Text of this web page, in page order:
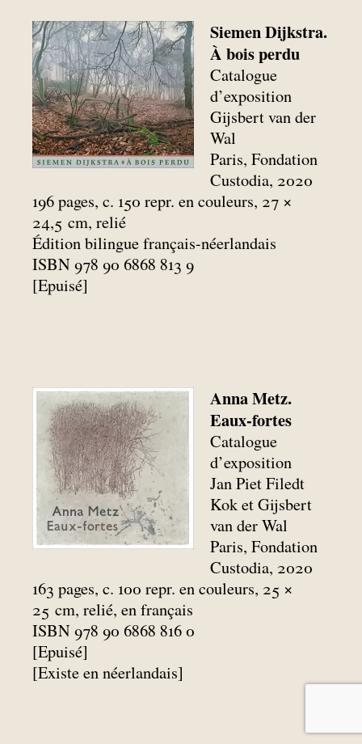
Siemen Dijkstra.
À bois perdu
Catalogue
d’exposition
Gijsbert van der
Wal
Paris, Fondation
Custodia, 2020
196 pages, c. 150 repr. en couleurs, 27 ×
24,5 cm, relié
Édition bilingue français-néerlandais
ISBN 978 90 6868 813 9
[Epuisé]
Anna Metz.
Eaux-fortes
Catalogue
d’exposition
Jan Piet Filedt
Kok et Gijsbert
van der Wal
Paris, Fondation
Custodia, 2020
163 pages, c. 100 repr. en couleurs, 25 ×
25 cm, relié, en français
ISBN 978 90 6868 816 0
[Epuisé]
[Existe en néerlandais]